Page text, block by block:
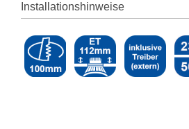
Installationshinweise